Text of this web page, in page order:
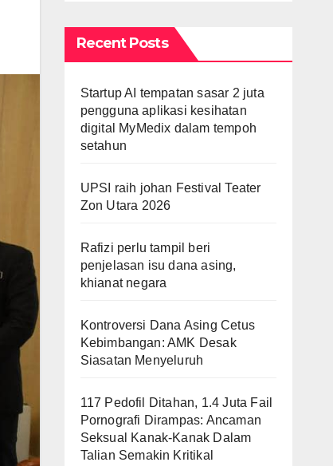
Recent Posts
Startup AI tempatan sasar 2 juta
pengguna aplikasi kesihatan
digital MyMedix dalam tempoh
setahun
UPSI raih johan Festival Teater
Zon Utara 2026
Rafizi perlu tampil beri
penjelasan isu dana asing,
khianat negara
Kontroversi Dana Asing Cetus
Kebimbangan: AMK Desak
Siasatan Menyeluruh
117 Pedofil Ditahan, 1.4 Juta Fail
Pornografi Dirampas: Ancaman
Seksual Kanak-Kanak Dalam
Talian Semakin Kritikal